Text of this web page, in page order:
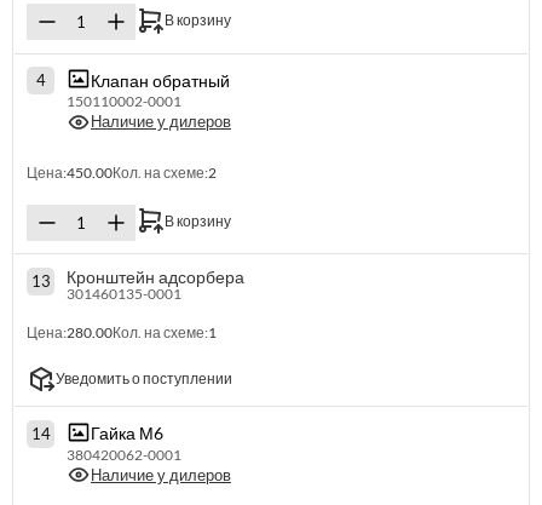
В корзину
4 Клапан обратный
150110002-0001
Наличие у дилеров
Цена:450.00Кол. на схеме:2
В корзину
13 Кронштейн адсорбера
301460135-0001
Цена:280.00Кол. на схеме:1
Уведомить о поступлении
14 Гайка М6
380420062-0001
Наличие у дилеров